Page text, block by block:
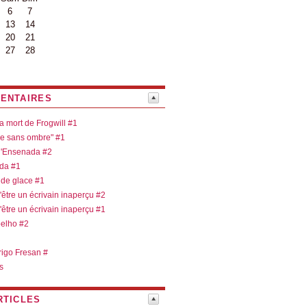
6
7
13
14
20
21
27
28
mort de Frogwill #1
sans ombre" #1
#2
#1
glace #1
un écrivain inaperçu #2
un écrivain inaperçu #1
#2
Fresan #